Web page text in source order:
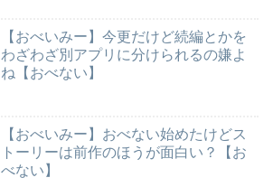
【おべいみー】今更だけど続編とかを
わざわざ別アプリに分けられるの嫌よ
ね【おべない】
【おべいみー】おべない始めたけどス
トーリーは前作のほうが面白い？【お
べない】